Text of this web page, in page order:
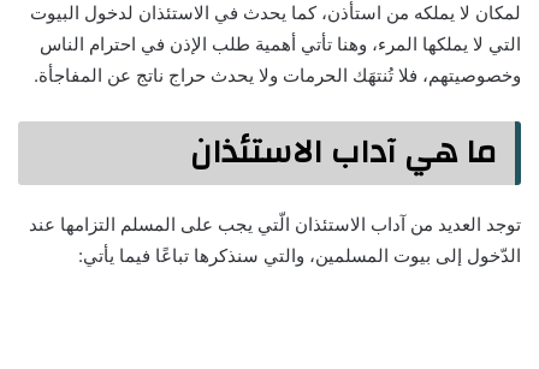
لمكان لا يملكه من استأذن، كما يحدث في الاستئذان لدخول البيوت
التي لا يملكها المرء، وهنا تأتي أهمية طلب الإذن في احترام الناس
وخصوصيتهم، فلا تُنتهَك الحرمات ولا يحدث حراج ناتج عن المفاجأة.
ما هي آداب الاستئذان
توجد العديد من آداب الاستئذان الّتي يجب على المسلم التزامها عند
الدّخول إلى بيوت المسلمين، والتي سنذكرها تباعًا فيما يأتي: